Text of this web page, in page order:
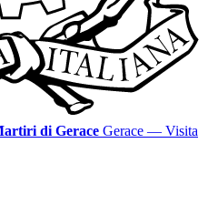
di Gerace Gerace — Visita